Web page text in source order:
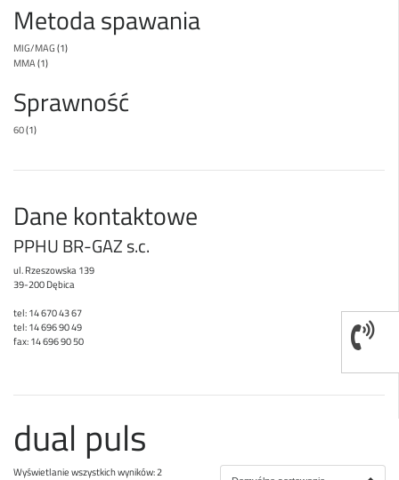
Metoda spawania
MIG/MAG(1)
MMA(1)
Sprawność
60(1)
Dane kontaktowe
PPHU BR-GAZ s.c.
ul. Rzeszowska 139
39-200 Dębica
tel: 14 670 43 67
tel: 14 696 90 49
fax: 14 696 90 50
dual puls
Wyświetlanie wszystkich wyników: 2